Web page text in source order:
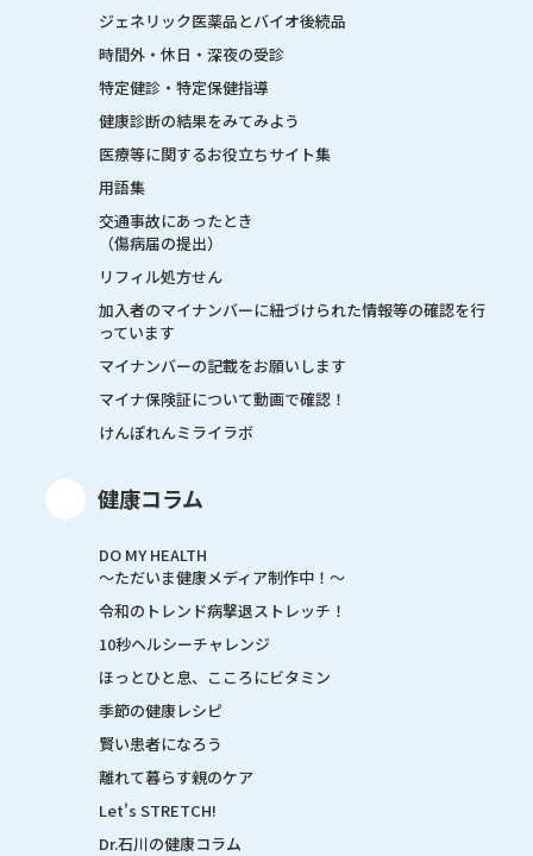
ジェネリック医薬品とバイオ後続品
時間外・休日・深夜の受診
特定健診・特定保健指導
健康診断の結果をみてみよう
医療等に関するお役立ちサイト集
用語集
交通事故にあったとき
（傷病届の提出）
リフィル処方せん
加入者のマイナンバーに紐づけられた情報等の確認を行
っています
マイナンバーの記載をお願いします
マイナ保険証について動画で確認！
けんぽれんミライラボ
健康コラム
DO MY HEALTH
～ただいま健康メディア制作中！～
令和のトレンド病撃退ストレッチ！
10秒ヘルシーチャレンジ
ほっとひと息、こころにビタミン
季節の健康レシピ
賢い患者になろう
離れて暮らす親のケア
Let's STRETCH!
Dr.石川の健康コラム